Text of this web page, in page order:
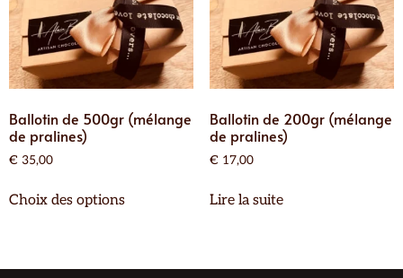
Ballotin de 500gr (mélange
de pralines)
€ 35,00
Choix des options
Ballotin de 200gr (mélange
de pralines)
€ 17,00
Lire la suite